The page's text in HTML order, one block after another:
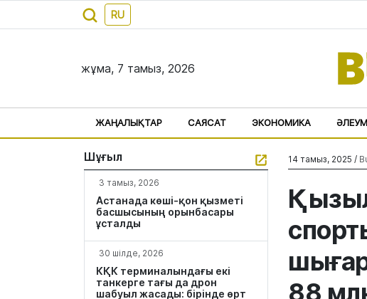
RU
жұма, 7 тамыз, 2026
ЖАҢАЛЫҚТАР САЯСАТ ЭКОНОМИКА
Шұғыл
3 тамыз, 2026
Астанада көші-қон қызметі
басшысының орынбасары
ұсталды
30 шілде, 2026
КҚК терминалындағы екі
танкерге тағы да дрон
шабуыл жасады: бірінде өрт
14 тамыз, 2025 /